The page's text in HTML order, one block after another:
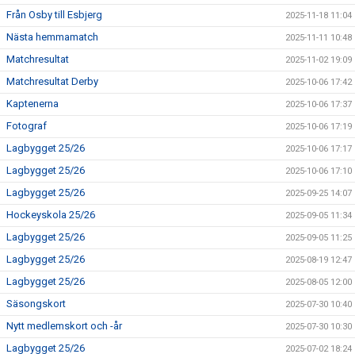
Från Osby till Esbjerg 2025-11-18 11:04
Nästa hemmamatch 2025-11-11 10:48
Matchresultat 2025-11-02 19:09
Matchresultat Derby 2025-10-06 17:42
Kaptenerna 2025-10-06 17:37
Fotograf 2025-10-06 17:19
Lagbygget 25/26 2025-10-06 17:17
Lagbygget 25/26 2025-10-06 17:10
Lagbygget 25/26 2025-09-25 14:07
Hockeyskola 25/26 2025-09-05 11:34
Lagbygget 25/26 2025-09-05 11:25
Lagbygget 25/26 2025-08-19 12:47
Lagbygget 25/26 2025-08-05 12:00
Säsongskort 2025-07-30 10:40
Nytt medlemskort och -år 2025-07-30 10:30
Lagbygget 25/26 2025-07-02 18:24